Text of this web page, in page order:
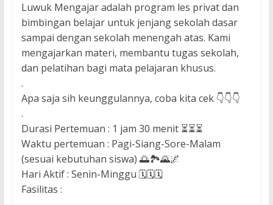
Luwuk Mengajar adalah program les privat dan
bimbingan belajar untuk jenjang sekolah dasar
sampai dengan sekolah menengah atas. Kami
mengajarkan materi, membantu tugas sekolah,
dan pelatihan bagi mata pelajaran khusus.
.
Apa saja sih keunggulannya, coba kita cek 👇👇👇
.
Durasi Pertemuan : 1 jam 30 menit ⏳⏳⏳
Waktu pertemuan : Pagi-Siang-Sore-Malam
(sesuai kebutuhan siswa) 🌅🏞️🌄🌌
Hari Aktif : Senin-Minggu 🗓️🗓️🗓️
Fasilitas :